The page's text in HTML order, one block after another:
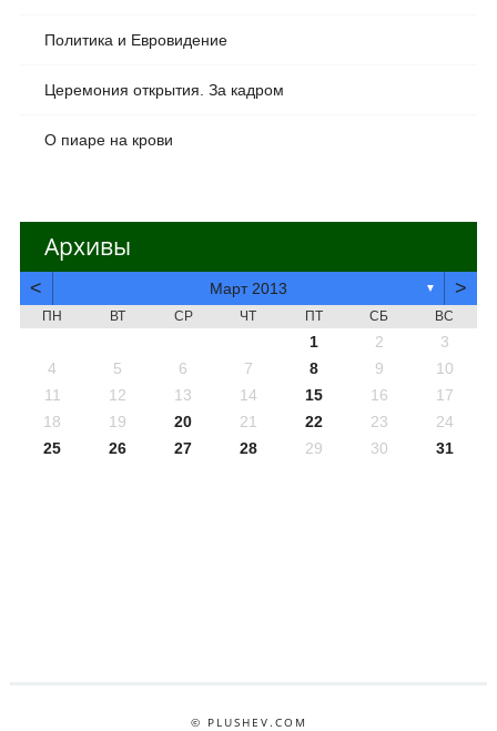
Политика и Евровидение
Церемония открытия. За кадром
О пиаре на крови
Архивы
< Март 2013 ▼ >
ПН ВТ СР ЧТ ПТ СБ ВС
1 2
3
4
5 6 7 8 9
10
11
12 13 14 15 16
17
18
19 20 21 22 23
24
25
26 27 28 29 30 31
© PLUSHEV.COM